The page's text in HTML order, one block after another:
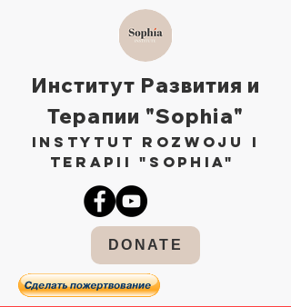
Институт Развития и
Терапии "Sophia"
Instytut Rozwoju i
Terapii "Sophia"
DONATE